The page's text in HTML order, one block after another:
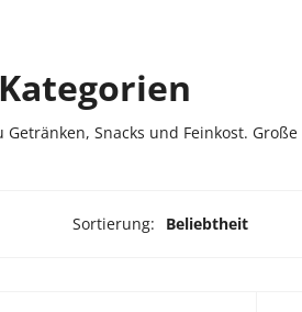
Snacks und Feinkost.
Sortierung: Beliebtheit